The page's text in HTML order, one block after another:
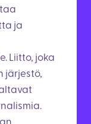
ja
Liitto, joka
järjestö,